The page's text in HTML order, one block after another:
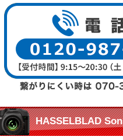
HASSELBLAD